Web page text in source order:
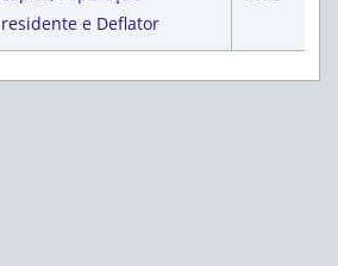
residente e Deflator